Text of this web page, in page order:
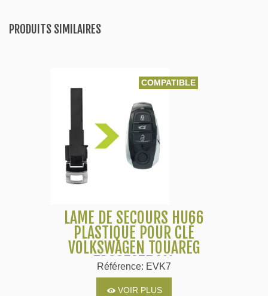
PRODUITS SIMILAIRES
COMPATIBLE
LAME DE SECOURS HU66
PLASTIQUE POUR CLÉ
VOLKSWAGEN TOUAREG
7P6959754AL
7P6959754AP
Référence: EVK7
VOIR PLUS